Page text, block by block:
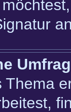
Thema